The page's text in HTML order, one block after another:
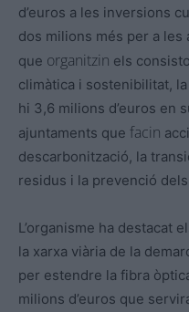
d’euros a les inversions
dos milions més per a les
que organitzin els
climàtica i sostenibilitat,
hi 3,6 milions d’euros en
ajuntaments que facin
descarbonització, la
residus i la prevenció
L’organisme ha destacat
la xarxa viària de la
per estendre la fibra
milions d’euros que